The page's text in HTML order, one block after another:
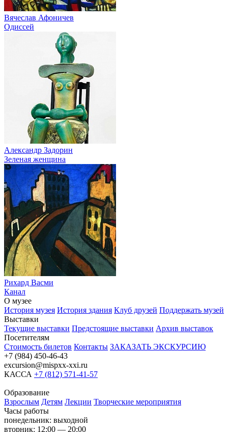
Вячеслав Афоничев
Одиссей
Александр Задорин
Зеленая женщина
Рихард Васми
Канал
О музее
История музея История здания Клуб друзей Поддержать музей
Выставки
Текущие выставки Предстоящие выставки Архив выставок
Посетителям
Стоимость билетов Контакты ЗАКАЗАТЬ ЭКСКУРСИЮ
+7 (984) 450-46-43
excursion@mispxx-xxi.ru
КАССА +7 (812) 571-41-57
Образование
Взрослым Детям Лекции Творческие мероприятия
Часы работы
понедельник: выходной
вторник: 12:00 — 20:00